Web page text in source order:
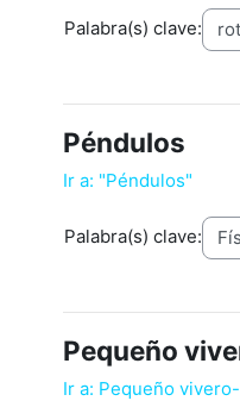
Palabra(s) clave:
Péndulos
Ir a: "Péndulos"
Palabra(s) clave:
Pequeño
Ir a: Pequeño